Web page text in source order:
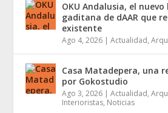
OKU Andalusia, el
gaditana de dAAR que
existente
Ago 4, 2026 |Actualidad,
Casa Matadepera, una
por Gokostudio
Ago 3, 2026 |Actualidad,
Interioristas, Noticias